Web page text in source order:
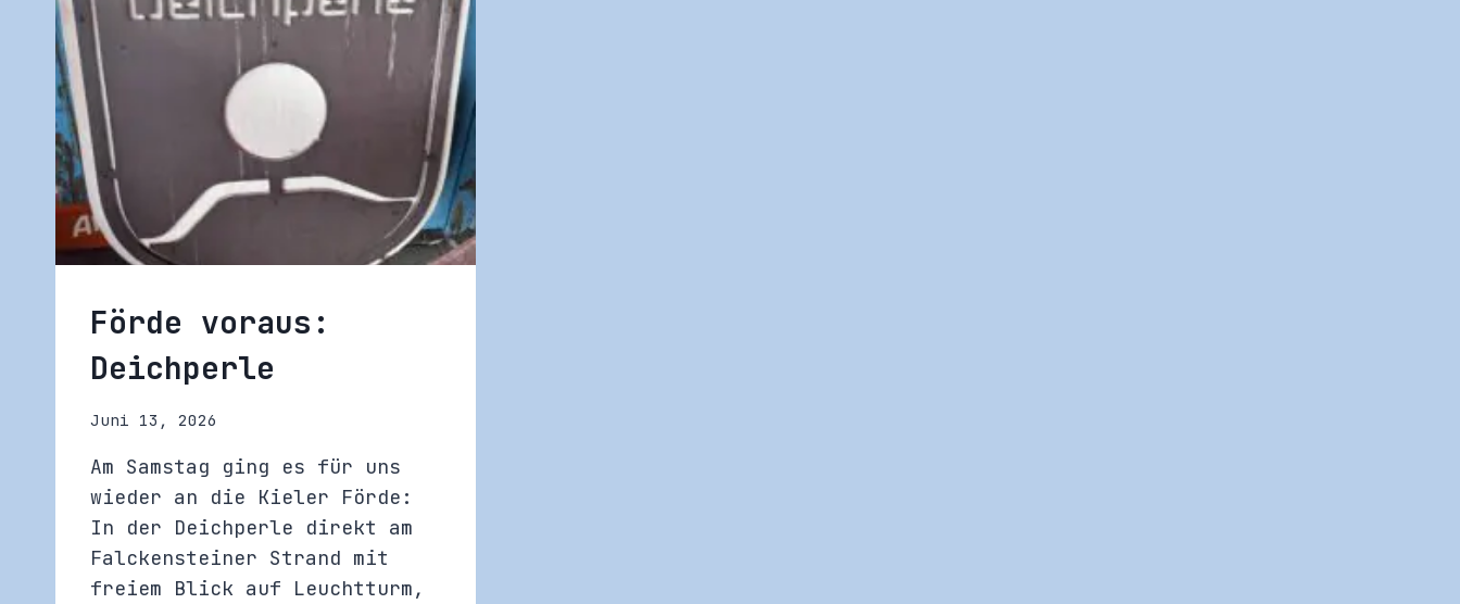
Förde voraus:
Deichperle
Juni 13, 2026
Am Samstag ging es für uns
wieder an die Kieler Förde:
In der Deichperle direkt am
Falckensteiner Strand mit
freiem Blick auf Leuchtturm,